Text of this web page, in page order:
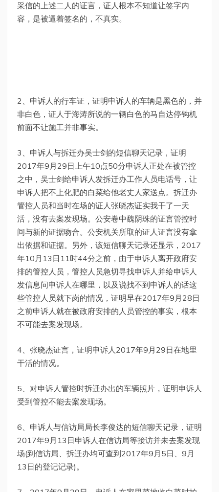
采信的上述二人的证言，证人根本不知道让签字内
容，是被逼着签名的，不真实。
2、申诉人的行车证，证明申诉人的车辆是黑色的，并
非白色，证人于海涛所说的一辆白色的马自达停钩机
前面不让施工并非事实。
3、申诉人与拆迁办吴士剑的短信聊天记录，证明
2017年9月29日上午10点50分申诉人正处在被管控
之中，吴士剑给申诉人发拆迁办工作人员电话号，让
申诉人把不上化肥的白菜给他老丈人家送点。拆迁办
管控人员和当时在场的证人张晓杰证实我干了一天
活，没有去案发现场。公安卷中魏阴珠的证言管控时
间与新的证据吻合。公安机关所取的证人证言没有拿
出依据和证据。另外，该短信聊天记录还显示，2017
年10月13日11时44分之前，由于申诉人离开政府安
排的管控人员，管控人员急切寻找申诉人并给申诉人
发信息问申诉人在哪里，以及说找不到申诉人的话这
些管控人员就下岗的情况，证明早在2017年9月28日
之前申诉人就在被政府安排的人员管控的事实，根本
不可能去案发现场。
4、张晓杰证言，证明申诉人2017年9月29日在地里
干活的情况。
5、对申诉人管控时拆迁办出的车辆照片，证明申诉人
受到管控不能去案发现场。
6、申诉人与信访局局长李俊达的短信聊天记录，证明
2017年9月13日申诉人在信访局等接访并未去案发现
场(到信访局、拆迁办均可查到2017年9月5日、9月
13日的登记记录)。